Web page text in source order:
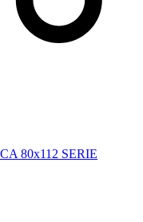
80x112 SERIE